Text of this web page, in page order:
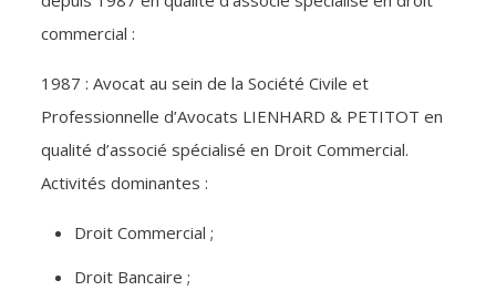
commercial :
1987 : Avocat au sein de la Société Civile et
Professionnelle d’Avocats LIENHARD & PETITOT en
qualité d’associé spécialisé en Droit Commercial.
Activités dominantes :
Droit Commercial ;
Droit Bancaire ;